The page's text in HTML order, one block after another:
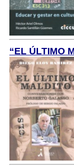
“EL ÚLTIMO